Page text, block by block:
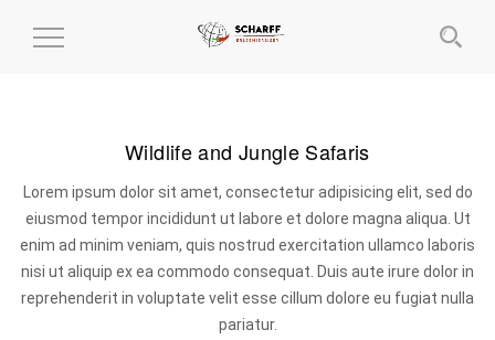
MENÜ
Wildlife and Jungle Safaris
Lorem ipsum dolor sit amet, consectetur adipisicing elit, sed do
eiusmod tempor incididunt ut labore et dolore magna aliqua. Ut
enim ad minim veniam, quis nostrud exercitation ullamco laboris
nisi ut aliquip ex ea commodo consequat. Duis aute irure dolor in
reprehenderit in voluptate velit esse cillum dolore eu fugiat nulla
pariatur.